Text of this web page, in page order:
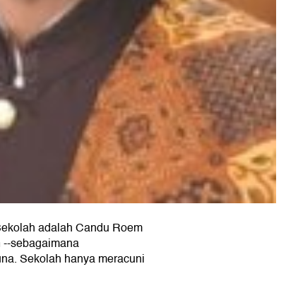
adalah Candu Roem
sebagaimana
Sekolah hanya meracuni